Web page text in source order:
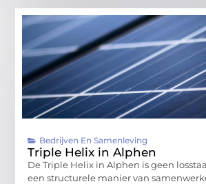
Bedrijven En Samenleving
Triple Helix in Alphen
De Triple Helix in Alphen is geen
een structurele manier van